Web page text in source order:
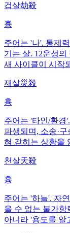
겁살劫殺
흉
주어는 '나'. 통제
기는 살. 12운성
새 사이클이 시작
재살災殺
흉
주어는 '타인/환경
파생되며, 소송·
혀 갇히는 상황을
천살天殺
흉
주어는 '하늘'. 자
을 수 없는 불가항
아니라 '용도를 알